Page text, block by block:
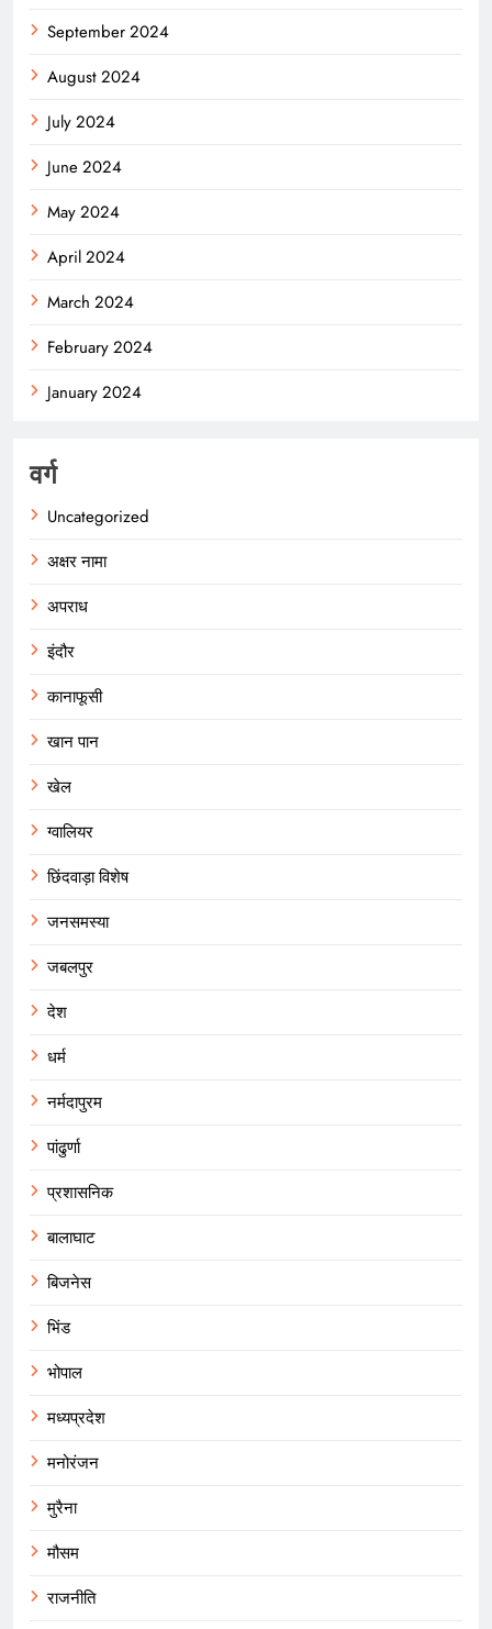
September 2024
August 2024
July 2024
June 2024
May 2024
April 2024
March 2024
February 2024
January 2024
वर्ग
Uncategorized
अक्षर नामा
अपराध
इंदौर
कानाफूसी
खान पान
खेल
ग्वालियर
छिंदवाड़ा विशेष
जनसमस्या
जबलपुर
देश
धर्म
नर्मदापुरम
पांढुर्णा
प्रशासनिक
बालाघाट
बिजनेस
भिंड
भोपाल
मध्यप्रदेश
मनोरंजन
मुरैना
मौसम
राजनीति